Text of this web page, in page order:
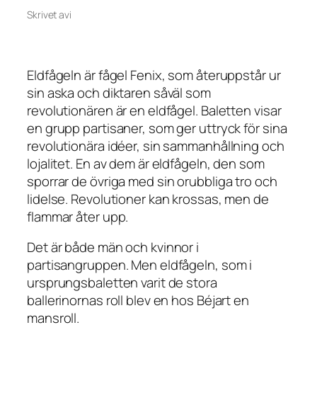
Skrivet avi
Eldfågeln är fågel Fenix, som återuppstår ur
sin aska och diktaren såväl som
revolutionären är en eldfågel. Baletten visar
en grupp partisaner, som ger uttryck för sina
revolutionära idéer, sin sammanhållning och
lojalitet. En av dem är eldfågeln, den som
sporrar de övriga med sin orubbliga tro och
lidelse. Revolutioner kan krossas, men de
flammar åter upp.
Det är både män och kvinnor i
partisangruppen. Men eldfågeln, som i
ursprungsbaletten varit de stora
ballerinornas roll blev en hos Béjart en
mansroll.